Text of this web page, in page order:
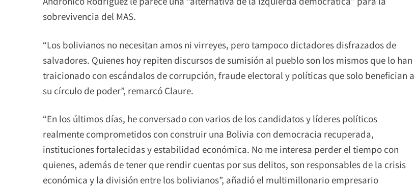
sobrevivencia del MAS.
“Los bolivianos no necesitan amos ni virreyes, pero tampoco dictadores disfrazados de
salvadores. Quienes hoy repiten discursos de sumisión al pueblo son los mismos que lo han
traicionado con escándalos de corrupción, fraude electoral y políticas que solo benefician a
su círculo de poder”, remarcó Claure.
“En los últimos días, he conversado con varios de los candidatos y líderes políticos
realmente comprometidos con construir una Bolivia con democracia recuperada,
instituciones fortalecidas y estabilidad económica. No me interesa perder el tiempo con
quienes, además de tener que rendir cuentas por sus delitos, son responsables de la crisis
económica y la división entre los bolivianos”, añadió el multimillonario empresario